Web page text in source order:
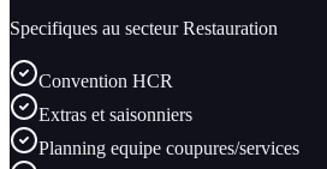
Specifiques au secteurRestauration
Convention HCR
Extras et saisonniers
Planning equipe coupures/services